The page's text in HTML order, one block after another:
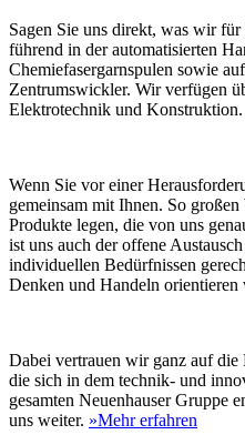
Sagen Sie uns direkt, was wir
führend in der automatisierten
Chemiefasergarnspulen sowie
Zentrumswickler. Wir verfügen
Elektrotechnik und Konstruktion.
Wenn Sie vor einer
gemeinsam mit Ihnen. So
Produkte legen, die von uns
ist uns auch der offene
individuellen Bedürfnissen
Denken und Handeln orientieren
Dabei vertrauen wir ganz auf die
die sich in dem technik- und
gesamten Neuenhauser Gruppe
uns weiter. »Mehr erfahren